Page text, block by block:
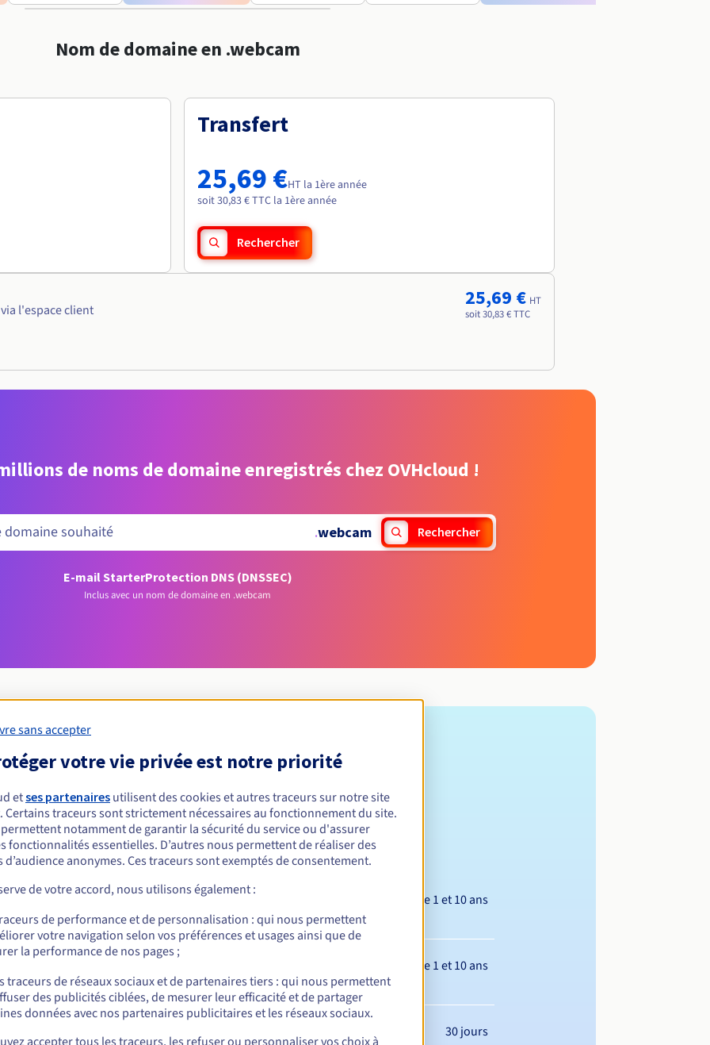
Nom de domaine en .webcam
Transfert
25,69 €HT la 1ère année
soit 30,83 € TTC la 1ère année
Rechercher
l'espace client
25,69 € HT
soit 30,83 € TTC
de noms de domaine enregistrés chez OVHcloud !
.webcam Rechercher
E-mail StarterProtection DNS (DNSSEC)
Inclus avec un nom de domaine en .webcam
Conditions d'éligibilité
.webcam ?
physiques ou morales, sans restriction géographique.
Règles de gestion et notifications
Entre 1 et 10 ans
Entre 1 et 10 ans
30 jours
sans accepter
votre vie privée est notre priorité
etses partenaires utilisent des cookies et autres traceurs sur notre site
Certains traceurs sont strictement nécessaires au fonctionnement du site.
notamment de garantir la sécurité du service ou d'assurer
fonctionnalités essentielles. D’autres nous permettent de réaliser des
d’audience anonymes. Ces traceurs sont exemptés de consentement.
de votre accord, nous utilisons également :
de performance et de personnalisation : qui nous permettent
votre navigation selon vos préférences et usages ainsi que de
la performance de nos pages ;
traceurs de réseaux sociaux et de partenaires tiers : qui nous permettent
des publicités ciblées, de mesurer leur efficacité et de partager
données avec nos partenaires publicitaires et les réseaux sociaux.
accepter tous les traceurs, les refuser ou personnaliser vos choix à